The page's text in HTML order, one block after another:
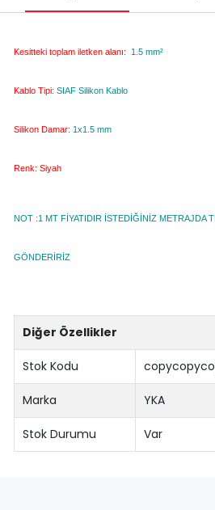
Kesitteki toplam iletken alanı: 1.5 mm²
Kablo Tipi: SIAF Silikon Kablo
Silikon Damar: 1x1.5 mm
Renk: Siyah
NOT :1 MT FİYATIDIR İSTEDİĞİNİZ METRAJDA
GÖNDERİRİZ
Diğer Özellikler
Stok Kodu
Marka YKA
Stok Durumu Var